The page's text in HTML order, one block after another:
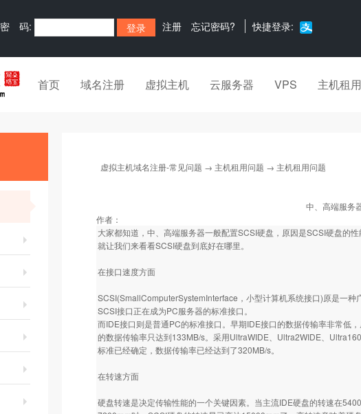
密 码: 注册 忘记密码? 快捷登录:
首页 域名注册 虚拟主机 云服务器 VPS 主机租用
虚拟主机域名注册-常见问题 → 主机租用问题 → 主机租用问题
中、高端服务
作者：
大家都知道，中、高端服务器一般配置SCSI硬盘，原因是SCSI硬盘的
就让我们来看看SCSI硬盘到底好在哪里。
在接口速度方面
SCSI(SmallComputerSystemInterface，小型计算机系统接口)原是一
SCSI接口正在成为PC服务器的标准接口。
而IDE接口则是普通PC的标准接口。早期IDE接口的数据传输率非常低
的数据传输率只达到133MB/s。采用UltraWIDE、Ultra2WIDE、
标准已经确定，数据传输率已经达到了320MB/s。
在转速方面
硬盘转速是决定传输性能的一个关键因素。当主流IDE硬盘的转速在